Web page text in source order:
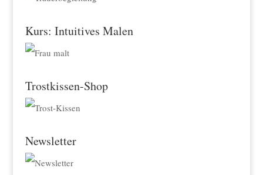
Kurs: Intuitives Malen
Trostkissen-Shop
Newsletter